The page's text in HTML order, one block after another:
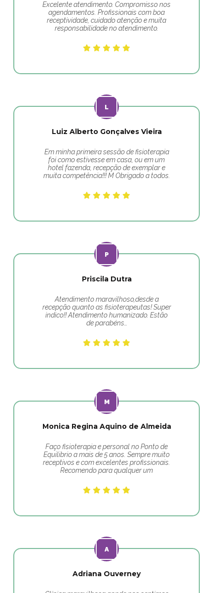
Excelente atendimento. Compromisso nos
agendamentos. Profissionais com boa
receptividade, cuidado atenção e muita
responsabilidade no atendimento.
Luiz Alberto Gonçalves Vieira
Em minha primeira sessão de fisioterapia
foi como estivesse em casa, ou em um
hotel fazenda, recepção de exemplar e
muita competência!!! M Obrigado a todos.
Priscila Dutra
Atendimento maravilhoso,desde a
recepção quanto as fisioterapeutas! Super
indico!! Atendimento humanizado. Estão
de parabéns…
Monica Regina Aquino de Almeida
Faço fisioterapia e personal no Ponto de
Equilibrio a mais de 5 anos. Sempre muito
receptivos e com excelentes profissionais.
Recomendo para qualquer um
Adriana Ouverney